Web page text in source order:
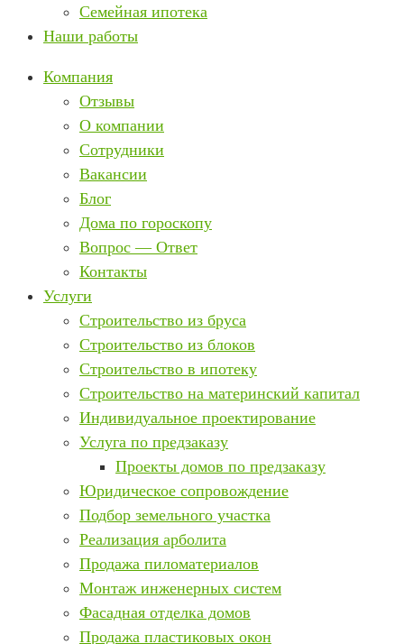
Семейная ипотека
Наши работы
Компания
Отзывы
О компании
Сотрудники
Вакансии
Блог
Дома по гороскопу
Вопрос — Ответ
Контакты
Услуги
Строительство из бруса
Строительство из блоков
Строительство в ипотеку
Строительство на материнский капитал
Индивидуальное проектирование
Услуга по предзаказу
Проекты домов по предзаказу
Юридическое сопровождение
Подбор земельного участка
Реализация арболита
Продажа пиломатериалов
Монтаж инженерных систем
Фасадная отделка домов
Продажа пластиковых окон